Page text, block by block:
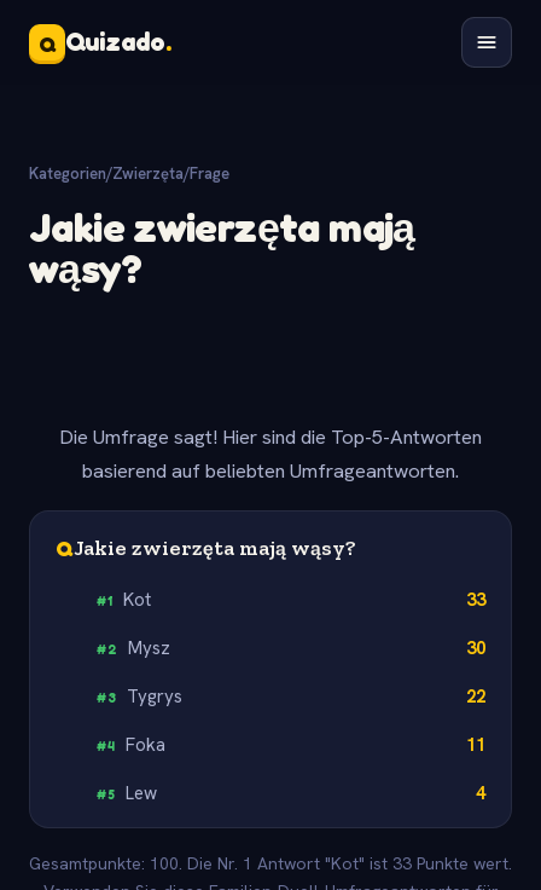
Q Quizado.
Kategorien/Zwierzęta/Frage
Jakie zwierzęta mają
wąsy?
Die Umfrage sagt! Hier sind die Top-5-Antworten
basierend auf beliebten Umfrageantworten.
QJakie zwierzęta mają wąsy?
#1 Kot 33
#2 Mysz 30
#3 Tygrys 22
#4 Foka 11
#5 Lew 4
Gesamtpunkte: 100. Die Nr. 1 Antwort "Kot" ist 33 Punkte wert.